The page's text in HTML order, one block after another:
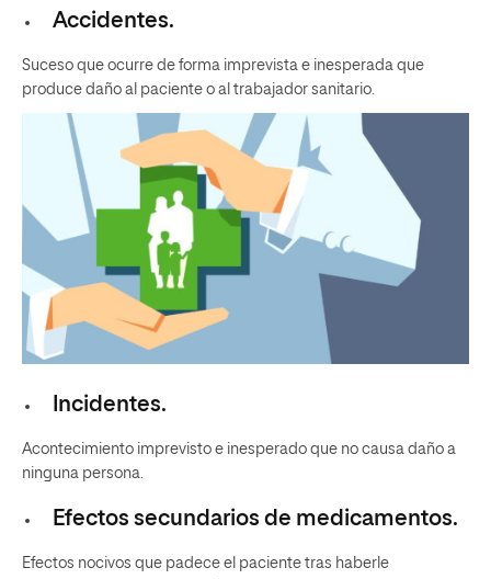
Accidentes.
Suceso que ocurre de forma imprevista e inesperada que
produce daño al paciente o al trabajador sanitario.
Incidentes.
Acontecimiento imprevisto e inesperado que no causa daño a
ninguna persona.
Efectos secundarios de medicamentos.
Efectos nocivos que padece el paciente tras haberle